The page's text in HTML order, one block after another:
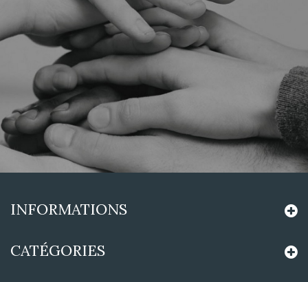
INFORMATIONS
CATÉGORIES